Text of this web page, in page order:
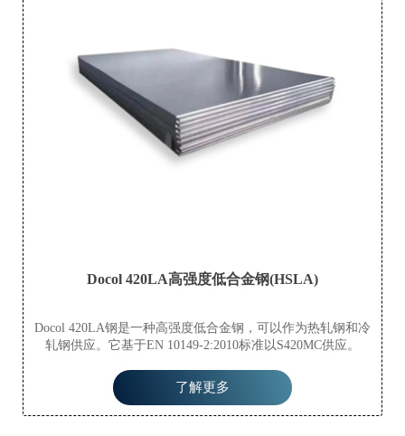
Docol 420LA高强度低合金钢(HSLA)
Docol 420LA钢是一种高强度低合金钢，可以作为热轧钢和冷
轧钢供应。它基于EN 10149-2:2010标准以S420MC供应。
了解更多